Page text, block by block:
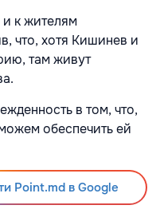
и к жителям
что, хотя Кишинев и
там живут
в том, что,
обеспечить ей
Point.md в Google